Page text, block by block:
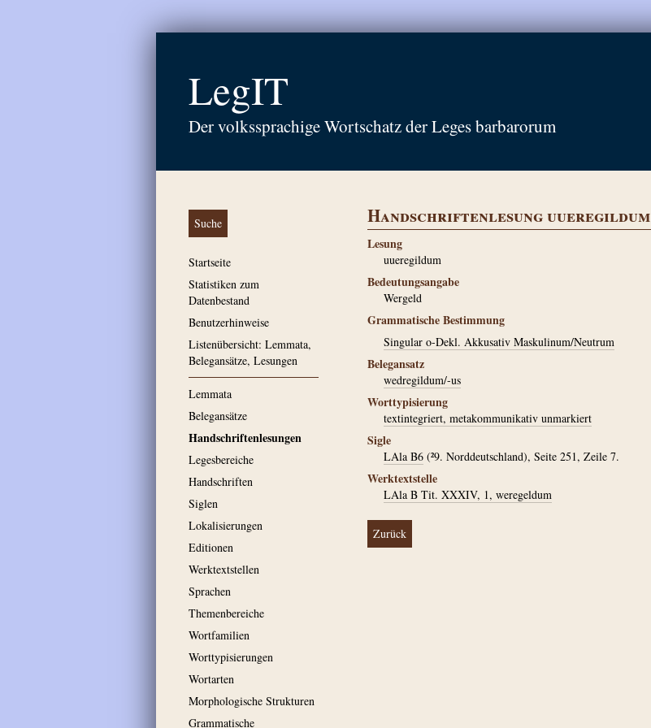
LegIT
Der volkssprachige Wortschatz der Leges barbarorum
Suche
Startseite
Statistiken zum
Datenbestand
Benutzerhinweise
Listenübersicht: Lemmata,
Belegansätze, Lesungen
Lemmata
Belegansätze
Handschriftenlesungen
Legesbereiche
Handschriften
Siglen
Lokalisierungen
Editionen
Werktextstellen
Sprachen
Themenbereiche
Wortfamilien
Worttypisierungen
Wortarten
Morphologische Strukturen
Grammatische
Handschriftenlesung uueregildum
Lesung
uueregildum
Bedeutungsangabe
Wergeld
Grammatische Bestimmung
Singular o-Dekl. Akkusativ Maskulinum/Neutrum
Belegansatz
wedregildum/-us
Worttypisierung
textintegriert, metakommunikativ unmarkiert
Sigle
LAla B6 (²9. Norddeutschland), Seite 251, Zeile 7.
Werktextstelle
LAla B Tit. XXXIV, 1, weregeldum
Zurück